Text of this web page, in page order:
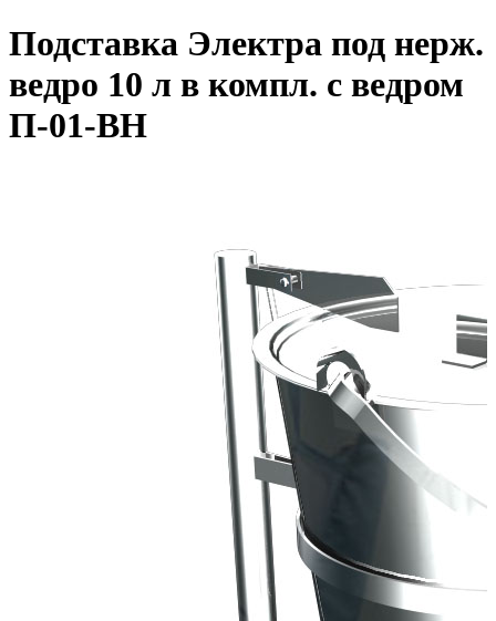
Подставка Электра под нерж.
ведро 10 л в компл. с ведром
П-01-ВН